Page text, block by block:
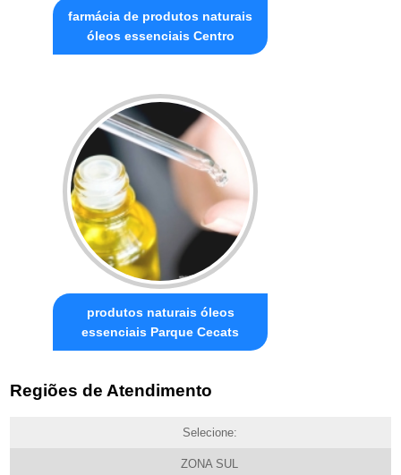
farmácia de produtos naturais
óleos essenciais Centro
produtos naturais óleos
essenciais Parque Cecats
Regiões de Atendimento
Selecione:
ZONA SUL